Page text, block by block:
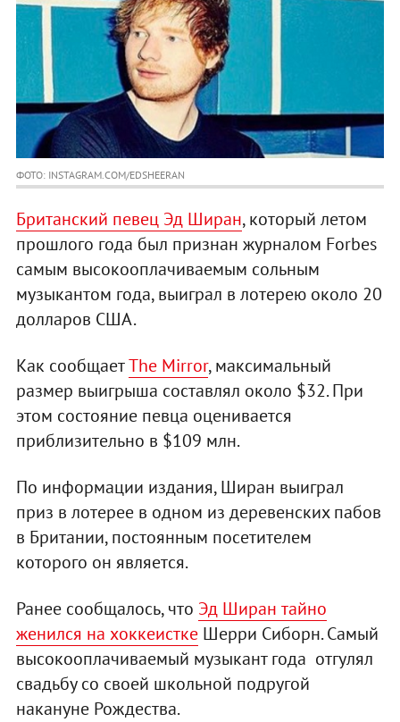
ФОТО: INSTAGRAM.COM/EDSHEERAN
Британский певец Эд Ширан, который летом
прошлого года был признан журналом Forbes
самым высокооплачиваемым сольным
музыкантом года, выиграл в лотерею около 20
долларов США.
Как сообщаетThe Mirror, максимальный
размер выигрыша составлял около $32. При
этом состояние певца оценивается
приблизительно в $109 млн.
По информации издания, Ширан выиграл
приз в лотерее в одном из деревенских пабов
в Британии, постоянным посетителем
которого он является.
Ранее сообщалось, что Эд Ширан тайно
женился на хоккеисткеШерри Сиборн. Самый
высокооплачиваемый музыкант года отгулял
свадьбу со своей школьной подругой
накануне Рождества.